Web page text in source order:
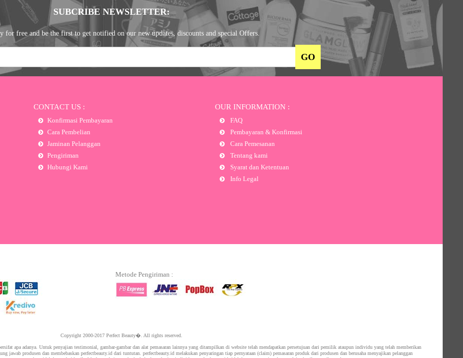
SUBCRIBE NEWSLETTER:
for free and be the first to get notified on our new updates, discounts and special Offers.
CONTACT US :
Konfirmasi Pembayaran
Cara Pembelian
Jaminan Pelanggan
Pengiriman
Hubungi Kami
OUR INFORMATION :
FAQ
Pembayaran & Konfirmasi
Cara Pemesanan
Tentang kami
Syarat dan Ketentuan
Info Legal
Metode Pengiriman :
Copyright 2000-2017 Perfect Beauty�. All rights reserved.
apa adanya. Untuk penyajian testimonial, gambar-gambar dan alat pemasaran lainnya yang ditampilkan di website telah mendapatkan persetujuan dari pemilik ataupun individu yang telah memberikan
jawab produsen dan membebaskan perfectbeauty.id dari tuntutan. perfectbeauty.id melakukan penyaringan tiap pernyataan (claim) pemasaran produk dari produsen dan berusaha menyajikan pelanggan